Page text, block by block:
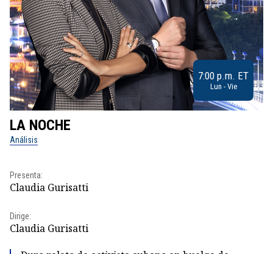
7:00 p.m. ET
Lun - Vie
LA NOCHE
Análisis
Presenta:
Claudia Gurisatti
Dirige:
Claudia Gurisatti